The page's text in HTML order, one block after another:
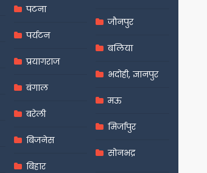
पटना
पर्यटन
प्रयागराज
बंगाल
बरेली
बिजनेस
बिहार
जौनपुर
बलिया
भदोही, ज्ञानपुर
मऊ
मिर्जापुर
सोनभद्र